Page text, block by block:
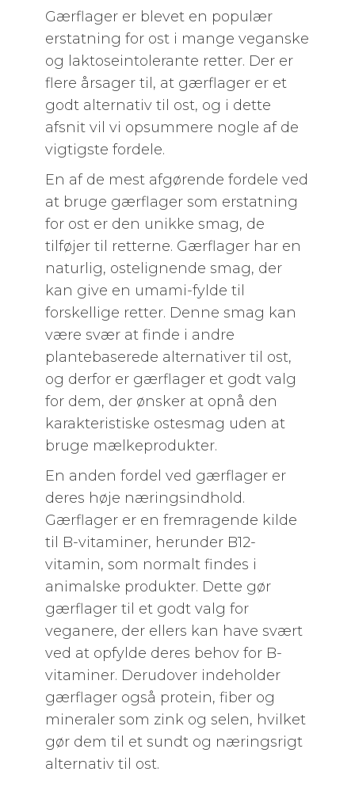
Gærflager er blevet en populær
erstatning for ost i mange veganske
og laktoseintolerante retter. Der er
flere årsager til, at gærflager er et
godt alternativ til ost, og i dette
afsnit vil vi opsummere nogle af de
vigtigste fordele.
En af de mest afgørende fordele ved
at bruge gærflager som erstatning
for ost er den unikke smag, de
tilføjer til retterne. Gærflager har en
naturlig, ostelignende smag, der
kan give en umami-fylde til
forskellige retter. Denne smag kan
være svær at finde i andre
plantebaserede alternativer til ost,
og derfor er gærflager et godt valg
for dem, der ønsker at opnå den
karakteristiske ostesmag uden at
bruge mælkeprodukter.
En anden fordel ved gærflager er
deres høje næringsindhold.
Gærflager er en fremragende kilde
til B-vitaminer, herunder B12-
vitamin, som normalt findes i
animalske produkter. Dette gør
gærflager til et godt valg for
veganere, der ellers kan have svært
ved at opfylde deres behov for B-
vitaminer. Derudover indeholder
gærflager også protein, fiber og
mineraler som zink og selen, hvilket
gør dem til et sundt og næringsrigt
alternativ til ost.